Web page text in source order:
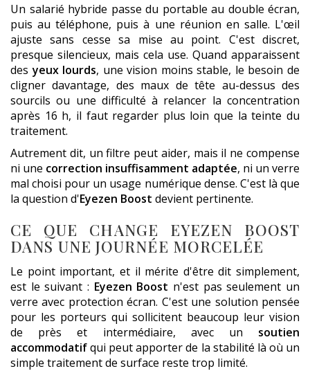
Un salarié hybride passe du portable au double écran,
puis au téléphone, puis à une réunion en salle. L'œil
ajuste sans cesse sa mise au point. C'est discret,
presque silencieux, mais cela use. Quand apparaissent
desyeux lourds, une vision moins stable, le besoin de
cligner davantage, des maux de tête au-dessus des
sourcils ou une difficulté à relancer la concentration
après 16 h, il faut regarder plus loin que la teinte du
traitement.
Autrement dit, un filtre peut aider, mais il ne compense
ni une correction insuffisamment adaptée, ni un verre
mal choisi pour un usage numérique dense. C'est là que
la question d'Eyezen Boost devient pertinente.
CE QUE CHANGE EYEZEN BOOST
DANS UNE JOURNÉE MORCELÉE
Le point important, et il mérite d'être dit simplement,
est le suivant : Eyezen Boost n'est pas seulement un
verre avec protection écran. C'est une solution pensée
pour les porteurs qui sollicitent beaucoup leur vision
de près et intermédiaire, avec un soutien
accommodatifqui peut apporter de la stabilité là où un
simple traitement de surface reste trop limité.